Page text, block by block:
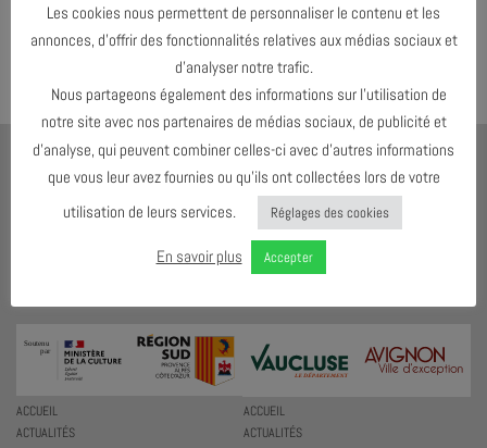
Précédent
Suivant→
AJMI
LE MEILLEUR MOYEN D'ÉCOUTER DU JAZZ C'EST D'EN VOIR !
4 RUE DES ESC. DE SAINTE-ANNE
84000 AVIGNON
ACCUEIL
ACTUALITÉS
ACCUEIL
ACTUALITÉS
Les cookies nous permettent de personnaliser le contenu et les
annonces, d’offrir des fonctionnalités relatives aux médias sociaux et
d’analyser notre trafic.
Nous partageons également des informations sur l’utilisation de
notre site avec nos partenaires de médias sociaux, de publicité et
d’analyse, qui peuvent combiner celles-ci avec d’autres informations
que vous leur avez fournies ou qu’ils ont collectées lors de votre
utilisation de leurs services.
Réglages des cookies
En savoir plus Accepter